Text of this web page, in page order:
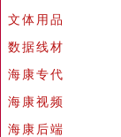
文体用品
数据线材
海康专代
海康视频
海康后端